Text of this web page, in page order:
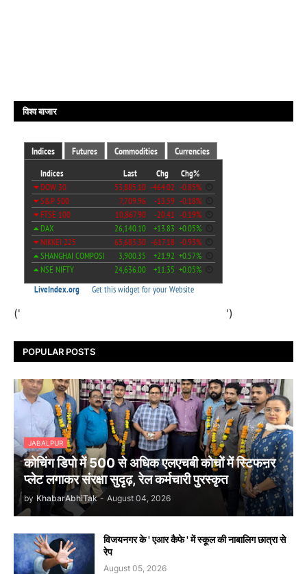
विश्व बाजार
(' ')
POPULAR POSTS
JABALPUR
कोचिंग डिपो में 500 से अधिक एलएचबी कोचों में स्टिफऩर
प्लेट लगाकर संरक्षा सुदृढ़, रेल कर्मचारी पुरस्कृत
by KhabarAbhiTak - August 04, 2026
विजयनगर के ' एआर कैफे ' में स्कूल की नाबालिग छात्रा से
रेप
August 05, 2026